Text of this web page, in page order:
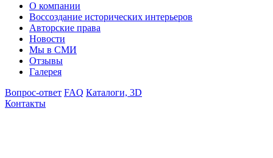
О компании
Воссоздание исторических интерьеров
Авторские права
Новости
Мы в СМИ
Отзывы
Галерея
Вопрос-ответ FAQ Каталоги, 3D
Контакты